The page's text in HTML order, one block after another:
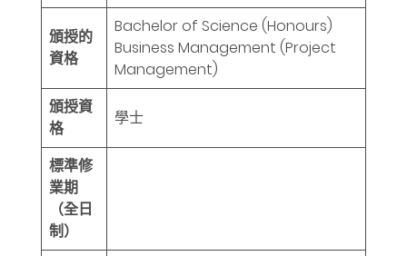
頒授的
資格
Bachelor of Science (Honours)
Business Management (Project
Management)
頒授資
格
學士
標準修
業期
（全日
制）